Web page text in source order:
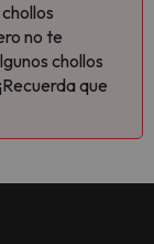
no te
chollos
que